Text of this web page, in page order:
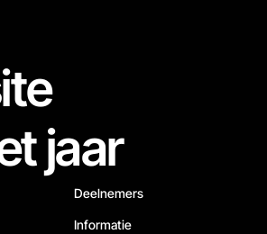
jaar
Deelnemers
Informatie